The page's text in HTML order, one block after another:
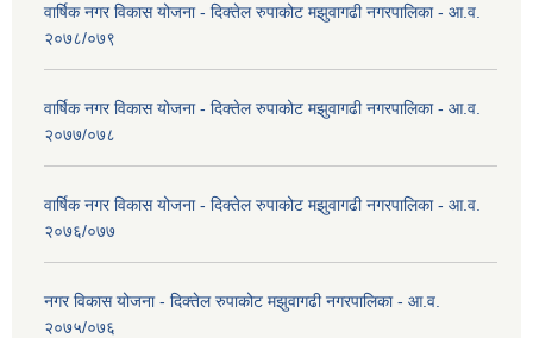
वार्षिक नगर विकास योजना - दिक्तेल रुपाकोट मझुवागढी नगरपालिका - आ.व.
२०७८/०७९
वार्षिक नगर विकास योजना - दिक्तेल रुपाकोट मझुवागढी नगरपालिका - आ.व.
२०७७/०७८
वार्षिक नगर विकास योजना - दिक्तेल रुपाकोट मझुवागढी नगरपालिका - आ.व.
२०७६/०७७
नगर विकास योजना - दिक्तेल रुपाकोट मझुवागढी नगरपालिका - आ.व.
२०७५/०७६